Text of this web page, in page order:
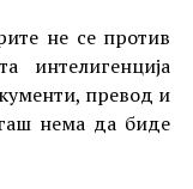
не се против
интелигенција
превод и
нема да биде